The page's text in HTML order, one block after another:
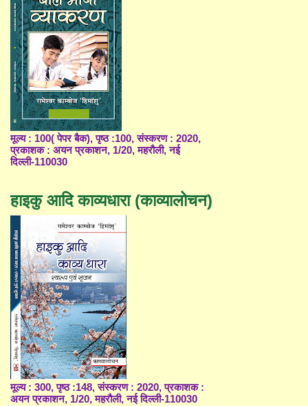
मूल्य : 100( पेपर बैक), पृष्ठ :100, संस्करण : 2020,
प्रकाशक : अयन प्रकाशन, 1/20, महरौली, नई
दिल्ली-110030
हाइकु आदि काव्यधारा (काव्यालोचन)
मूल्य : 300, पृष्ठ :148, संस्करण : 2020, प्रकाशक :
अयन प्रकाशन, 1/20, महरौली, नई दिल्ली-110030